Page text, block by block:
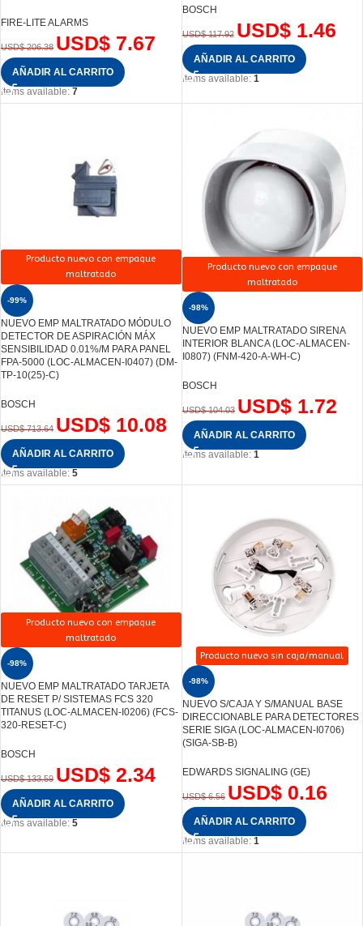
FIRE-LITE ALARMS
USD$206.38 USD$ 7.67
AÑADIR AL CARRITO
Items available: 7
BOSCH
USD$117.92 USD$1.46
AÑADIR AL CARRITO
Items available: 1
Producto nuevo con empaque
maltratado
-99%
NUEVO EMP MALTRATADO MÓDULO
DETECTOR DE ASPIRACIÓN MÁX
SENSIBILIDAD 0.01%/M PARA PANEL
FPA-5000 (LOC-ALMACEN-I0407) (DM-
TP-10(25)-C)
BOSCH
USD$713.64 USD$ 10.08
AÑADIR AL CARRITO
Items available: 5
Producto nuevo con empaque
maltratado
-98%
NUEVO EMP MALTRATADO SIRENA
INTERIOR BLANCA (LOC-ALMACEN-
I0807) (FNM-420-A-WH-C)
BOSCH
USD$104.03 USD$1.72
AÑADIR AL CARRITO
Items available: 1
Producto nuevo con empaque
maltratado
-98%
NUEVO EMP MALTRATADO TARJETA
DE RESET P/ SISTEMAS FCS 320
TITANUS (LOC-ALMACEN-I0206) (FCS-
320-RESET-C)
BOSCH
USD$133.59 USD$ 2.34
AÑADIR AL CARRITO
Items available: 5
Producto nuevo sin caja/manual
-98%
NUEVO S/CAJA Y S/MANUAL BASE
DIRECCIONABLE PARA DETECTORES
SERIE SIGA (LOC-ALMACEN-I0706)
(SIGA-SB-B)
EDWARDS SIGNALING (GE)
USD$6.56 USD$0.16
AÑADIR AL CARRITO
Items available: 1